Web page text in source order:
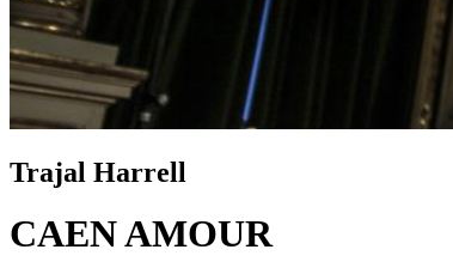
Trajal Harrell
CAEN AMOUR